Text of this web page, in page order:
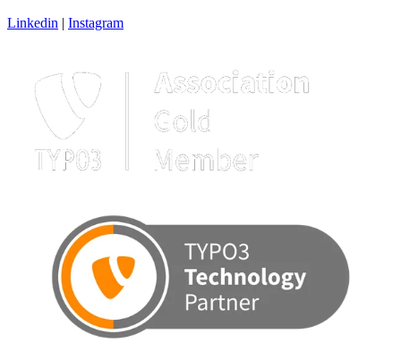
Linkedin | Instagram